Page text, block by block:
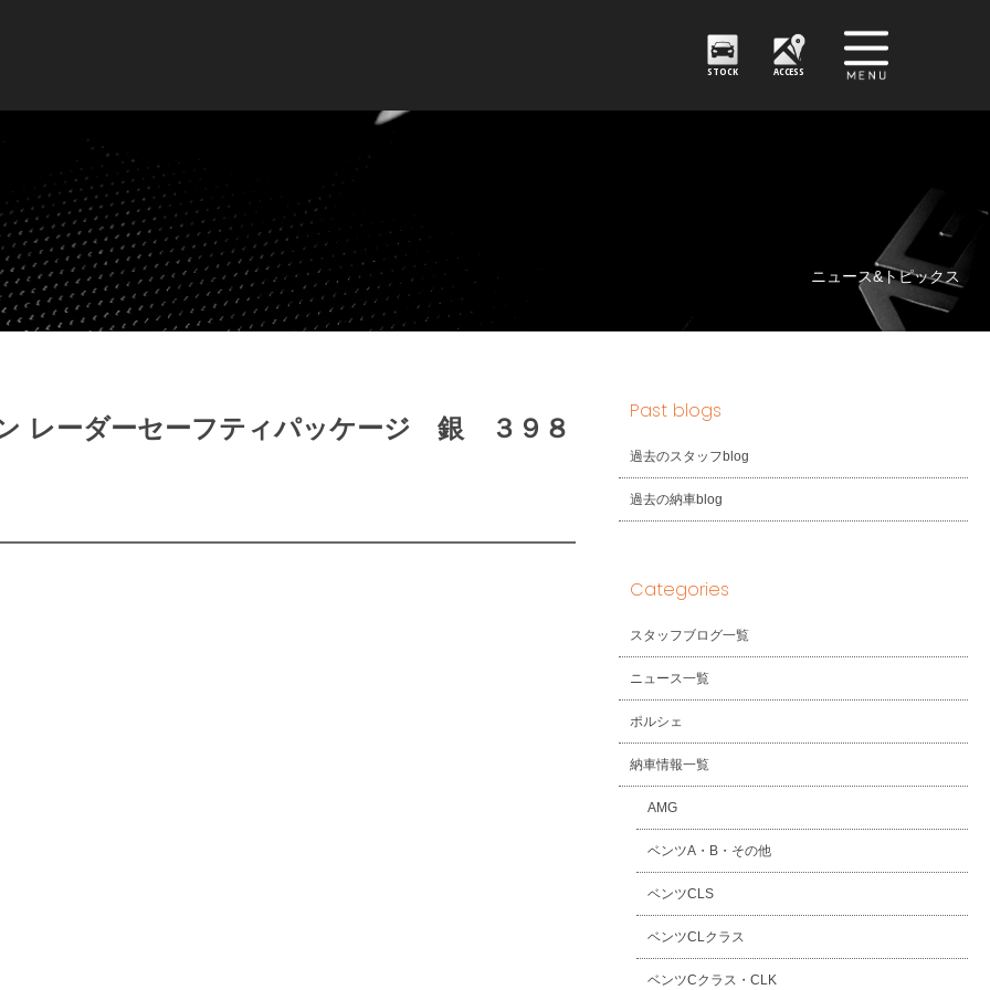
STOCK ACCESS
ニュース&トピックス
レーダーセーフティパッケージ 銀 ３９８
Past blogs
過去のスタッフblog
過去の納車blog
Categories
スタッフブログ一覧
ニュース一覧
ポルシェ
納車情報一覧
AMG
ベンツA・B・その他
ベンツCLS
ベンツCLクラス
ベンツCクラス・CLK